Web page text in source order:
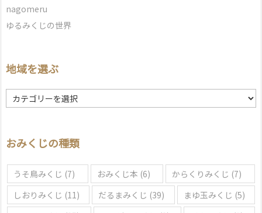
nagomeru
ゆるみくじの世界
地域を選ぶ
地
域
ぶ
おみくじの種類
うそ鳥みくじ (7) おみくじ本 (6) からくりみくじ (7)
しおりみくじ (11) だるまみくじ (39) まゆ玉みくじ (5)